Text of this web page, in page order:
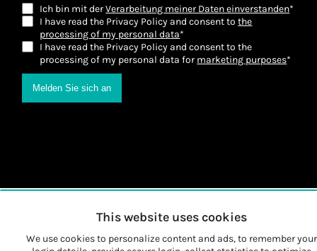
Ich bin mit derVerarbeitung meiner Daten einverstanden*
I have read the Privacy Policy and consent tothe
processing of my personal data*
I have read the Privacy Policy and consent to the
processing of my personal data for marketing purposes*
Melden Sie sich an
This website uses cookies
We use cookies to personalize content and ads, to remember your